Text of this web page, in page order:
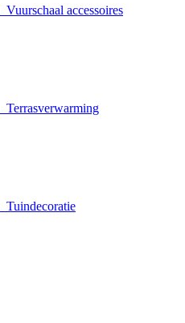
Vuurschaal accessoires
Terrasverwarming
Tuindecoratie